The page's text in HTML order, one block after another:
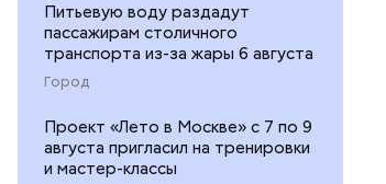
Питьевую воду раздадут
пассажирам столичного
транспорта из-за жары 6 августа
Город
Проект «Лето в Москве» с 7 по 9
августа пригласил на тренировки
и мастер-классы